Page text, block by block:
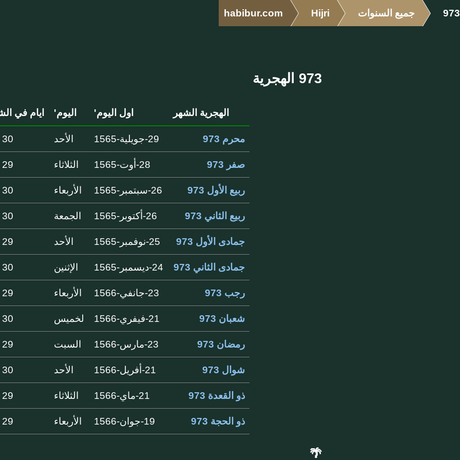
habibur.com Hijri جميع السنوات 973
973 الهجرية
الهجرية الشهر اول اليوم' اليوم' ايام في
محرم 973 29-جويلية-1565 الأحد 30 ايام
صفر 973 28-أوت-1565 الثلاثاء 29 ايام
ربيع الأول 973 26-سبتمبر-1565 الأربعاء 30 ايام
ربيع الثاني 973 26-أكتوبر-1565 الجمعة 30 ايام
جمادى الأول 973 25-نوفمبر-1565 الأحد 29 ايام
جمادى الثاني 973 24-ديسمبر-1565 الإثنين 30 ايام
رجب 973 23-جانفي-1566 الأربعاء 29 ايام
شعبان 973 21-فيفري-1566 لخميس 30 ايام
رمضان 973 23-مارس-1566 السبت 29 ايام
شوال 973 21-أفريل-1566 الأحد 30 ايام
ذو القعدة 973 21-ماي-1566 الثلاثاء 29 ايام
ذو الحجة 973 19-جوان-1566 الأربعاء 29 ايام
🌴